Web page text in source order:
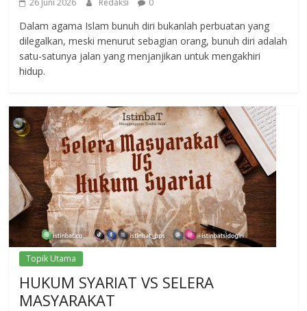
Dalam agama Islam bunuh diri bukanlah perbuatan yang
dilegalkan, meski menurut sebagian orang, bunuh diri adalah
satu-satunya jalan yang menjanjikan untuk mengakhiri
hidup.
Topik Utama
HUKUM SYARIAT VS SELERA
MASYARAKAT